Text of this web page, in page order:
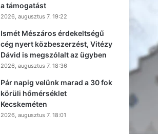
a támogatást
2026, augusztus 7. 19:22
Ismét Mészáros érdekeltségű
cég nyert közbeszerzést, Vitézy
Dávid is megszólalt az ügyben
2026, augusztus 7. 18:36
Pár napig velünk marad a 30 fok
körüli hőmérséklet
Kecskeméten
2026, augusztus 7. 18:01